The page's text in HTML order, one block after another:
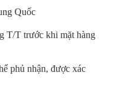
Quốc
T/T trước khi mặt hàng
phủ nhận, được xác